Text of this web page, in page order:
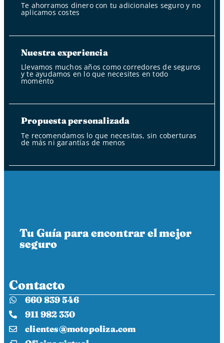
Te ahorramos dinero con tu adicionales seguro y no
aplicamos costes
Nuestra experiencia
Llevamos muchos años como corredores de seguros
y te ayudamos en lo que necesites en todo
momento
Propuesta personalizada
Te recomendamos lo que necesitas, sin coberturas
de más ni garantías de menos
Tu Guía para encontrar el mejor
seguro
Contacto
660 839 546
911 982 330
clientes@motopoliza.com